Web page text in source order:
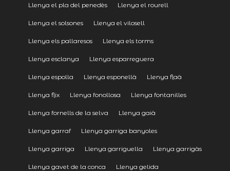
Llenya el pla del penedès Llenya el rourell
Llenya el solsones Llenya el vilosell
Llenya els pallaresos Llenya els torms
Llenya esclanya Llenya esparreguera
Llenya espolla Llenya esponellà Llenya flaà
Llenya flix Llenya fonollosa Llenya fontanilles
Llenya fornells de la selva Llenya gaià
Llenya garraf Llenya garriga banyoles
Llenya garriga Llenya garriguella Llenya garrigàs
Llenya gavet de la conca Llenya gelida